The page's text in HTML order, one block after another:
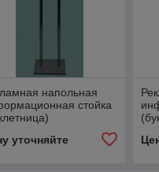
напольная
стойка
уточняйте